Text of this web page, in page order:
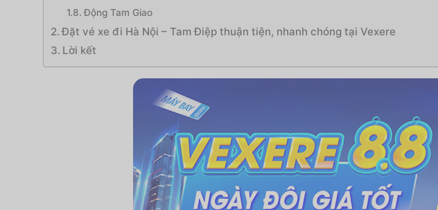
Động Tam Giao
Đặt vé xe đi Hà Nội – Tam Điệp thuận tiện, nhanh chóng tại Vexere
Lời kết